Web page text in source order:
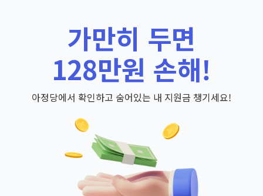
가만히 두면
128만원 손해!
아정당에서 확인하고 숨어있는 내 지원금 챙기세요!